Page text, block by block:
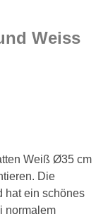
Weiss
Weiß Ø35 cm
Die
hat ein schönes
normalem